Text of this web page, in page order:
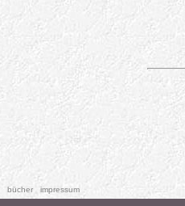
bücher impressum